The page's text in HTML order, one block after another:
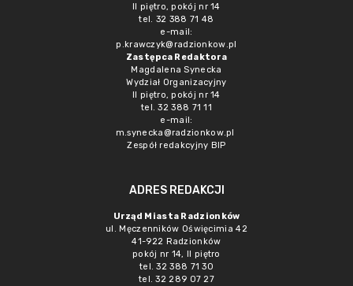
II piętro, pokój nr 14
tel. 32 388 71 48
e-mail:
p.krawczyk@radzionkow.pl
Zastępca Redaktora
Magdalena Synecka
Wydział Organizacyjny
II piętro, pokój nr 14
tel. 32 388 71 11
e-mail:
m.synecka@radzionkow.pl
Zespół redakcyjny BIP
ADRES REDAKCJI
Urząd Miasta Radzionków
ul. Męczenników Oświęcimia 42
41-922 Radzionków
pokój nr 14, II piętro
tel. 32 388 71 30
tel. 32 289 07 27